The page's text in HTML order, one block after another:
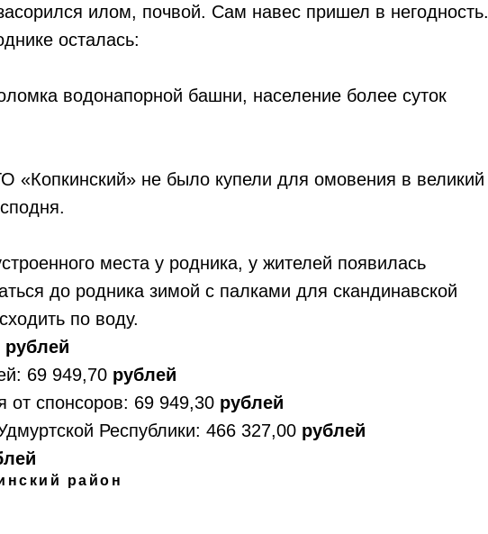
илом, почвой. Сам навес пришел в негодность.
осталась:
водонапорной башни, население более суток
«Копкинский» не было купели для омовения в великий
места у родника, у жителей появилась
до родника зимой с палками для скандинавской
по воду.
рублей
69 949,70 рублей
от спонсоров: 69 949,30 рублей
Республики: 466 327,00 рублей
район